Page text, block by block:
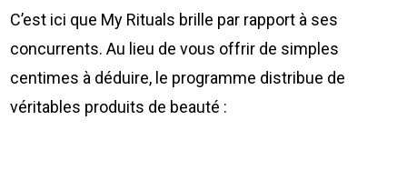
C’est ici que My Rituals brille par rapport à ses
concurrents. Au lieu de vous offrir de simples
centimes à déduire, le programme distribue de
véritables produits de beauté :